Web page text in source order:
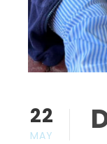
22
MAY